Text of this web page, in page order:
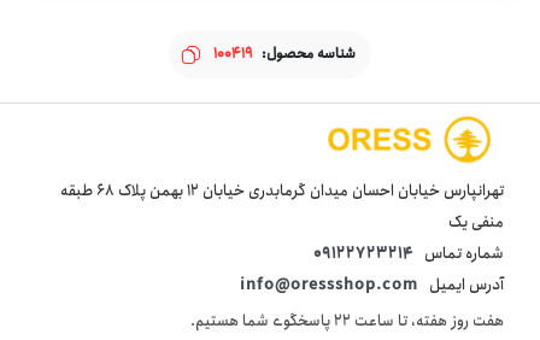
شناسه محصول: 100419
تهرانپارس خیابان احسان میدان گرمابدری خیابان 12 بهمن پلاک 68 طبقه
منفی یک
شماره تماس 09122723214
آدرس ایمیل info@oressshop.com
هفت روز هفته، تا ساعت 22 پاسخگوی شما هستیم.